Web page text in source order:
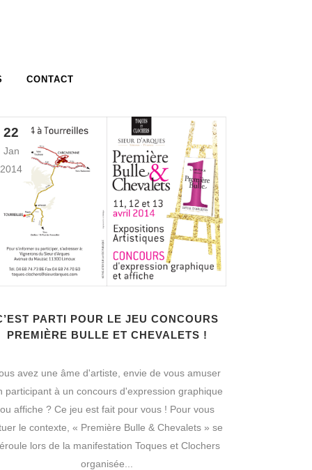
CONTACT
22
Jan
2014
PARTI POUR LE JEU CONCOURS
PREMIÈRE BULLE ET CHEVALETS !
avez une âme d'artiste, envie de vous amuser
participant à un concours d'expression graphique
ou affiche ? Ce jeu est fait pour vous ! Pour vous
le contexte, « Première Bulle & Chevalets » se
lors de la manifestation Toques et Clochers
organisée...